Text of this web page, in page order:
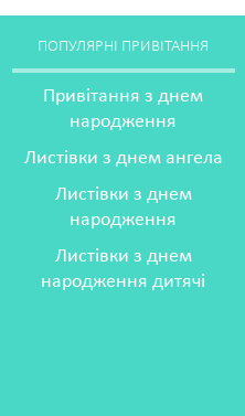
ПОПУЛЯРНІ ПРИВІТАННЯ
Привітання з днем
народження
Листівки з днем ангела
Листівки з днем
народження
Листівки з днем
народження дитячі